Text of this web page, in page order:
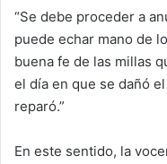
“Se debe proceder a
puede echar mano de
buena fe de las millas
el día en que se dañó
reparó.”
En este sentido, la